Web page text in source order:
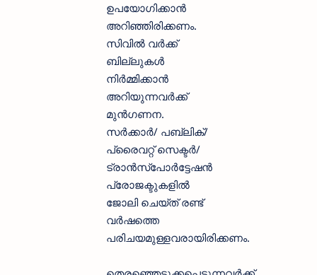
ഉപയോഗിക്കാന്‍
അറിഞ്ഞിരിക്കണം.
സിവില്‍ വര്‍ക്ക്
ബില്ലുകള്‍
നിര്‍മ്മിക്കാന്‍
അറിയുന്നവര്‍ക്ക്
മുന്‍ഗണന.
സര്‍ക്കാര്‍/ പബ്ലിക്/
പ്രൈവറ്റ് സെക്ടര്‍/
ട്രാന്‍സ്‌പോര്‍ട്ടേഷന്‍
പ്രോജക്ടുകളില്‍
ജോലി ചെയ്ത് രണ്ട്
വര്‍ഷത്തെ
പരിചയമുള്ളവരായിരിക്കണം.